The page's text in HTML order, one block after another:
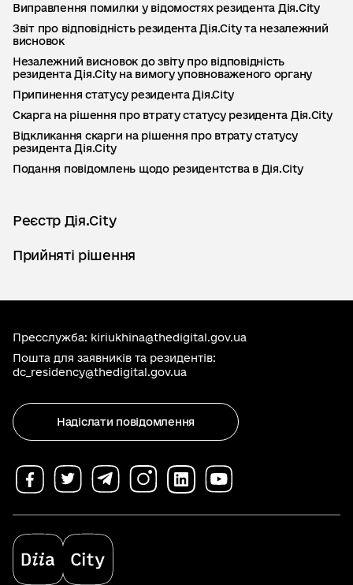
Виправлення помилки у відомостях резидента Дія.City
Звіт про відповідність резидента Дія.City та незалежний
висновок
Незалежний висновок до звіту про відповідність
резидента Дія.City на вимогу уповноваженого органу
Припинення статусу резидента Дія.Сity
Скарга на рішення про втрату статусу резидента Дія.City
Відкликання скарги на рішення про втрату статусу
резидента Дія.City
Подання повідомлень щодо резидентства в Дія.City
Реєстр Дія.City
Прийняті рішення
Надіслати повідомлення
Пресслужба: kiriukhina@thedigital.gov.ua
Пошта для заявників та резидентів:
dc_residency@thedigital.gov.ua